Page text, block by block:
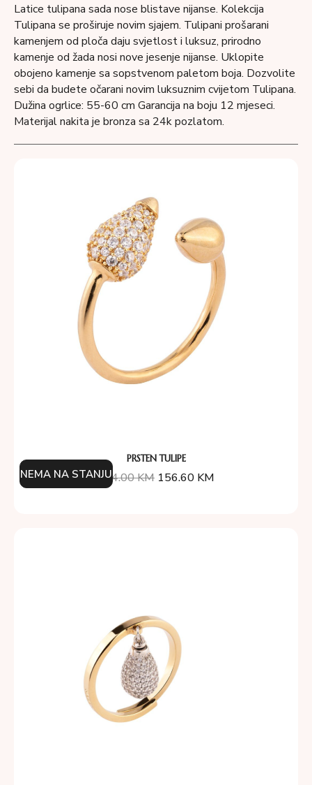
Latice tulipana sada nose blistave nijanse. Kolekcija
Tulipana se proširuje novim sjajem. Tulipani prošarani
kamenjem od ploča daju svjetlost i luksuz, prirodno
kamenje od žada nosi nove jesenje nijanse. Uklopite
obojeno kamenje sa sopstvenom paletom boja. Dozvolite
sebi da budete očarani novim luksuznim cvijetom Tulipana.
Dužina ogrlice: 55-60 cm Garancija na boju 12 mjeseci.
Materijal nakita je bronza sa 24k pozlatom.
PRSTEN TULIPE
174.00KM 156.60 KM
NEMA NA STANJU